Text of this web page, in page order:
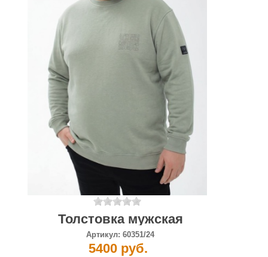
Толстовка мужская
Артикул: 60351/24
5400 руб.